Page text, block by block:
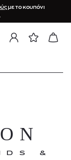
με το κουπόνι
&